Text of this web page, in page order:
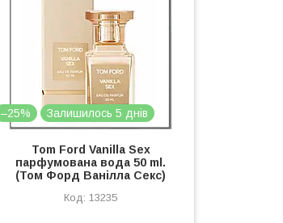
–25% Залишилось 5 днів
Tom Ford Vanilla Sex
парфумована вода 50 ml.
(Том Форд Ванілла Секс)
13235